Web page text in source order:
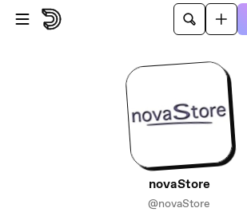
Passer au contenu principal
novaStore
@novaStore